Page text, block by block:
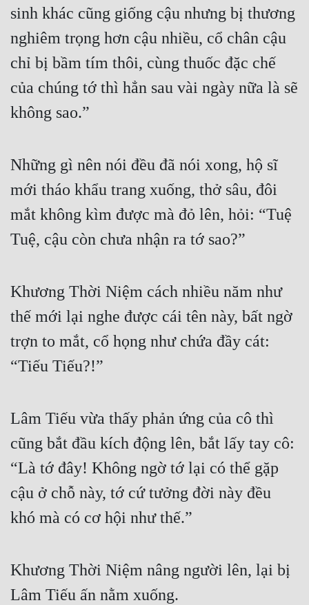
sinh khác cũng giống cậu nhưng bị thương
nghiêm trọng hơn cậu nhiều, cổ chân cậu
chỉ bị bầm tím thôi, cùng thuốc đặc chế
của chúng tớ thì hẳn sau vài ngày nữa là sẽ
không sao.”
Những gì nên nói đều đã nói xong, hộ sĩ
mới tháo khẩu trang xuống, thở sâu, đôi
mắt không kìm được mà đỏ lên, hỏi: “Tuệ
Tuệ, cậu còn chưa nhận ra tớ sao?”
Khương Thời Niệm cách nhiều năm như
thế mới lại nghe được cái tên này, bất ngờ
trợn to mắt, cổ họng như chứa đầy cát:
“Tiếu Tiếu?!”
Lâm Tiếu vừa thấy phản ứng của cô thì
cũng bắt đầu kích động lên, bắt lấy tay cô:
“Là tớ đây! Không ngờ tớ lại có thể gặp
cậu ở chỗ này, tớ cứ tưởng đời này đều
khó mà có cơ hội như thế.”
Khương Thời Niệm nâng người lên, lại bị
Lâm Tiếu ấn nằm xuống.